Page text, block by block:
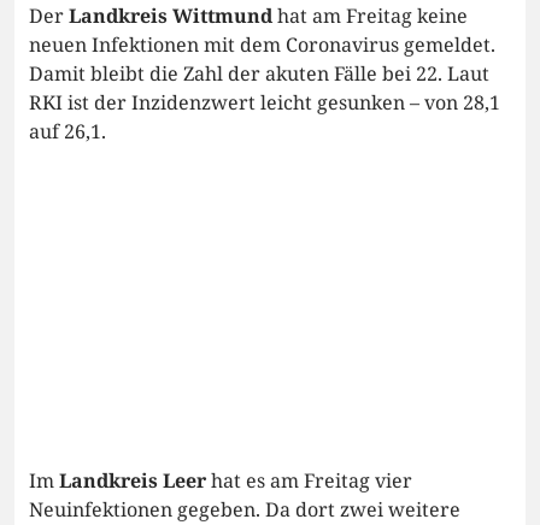
DerLandkreis Wittmundhat am Freitag keine
neuen Infektionen mit dem Coronavirus gemeldet.
Damit bleibt die Zahl der akuten Fälle bei 22. Laut
RKI ist der Inzidenzwert leicht gesunken – von 28,1
auf 26,1.
ImLandkreis Leerhat es am Freitag vier
Neuinfektionen gegeben. Da dort zwei weitere